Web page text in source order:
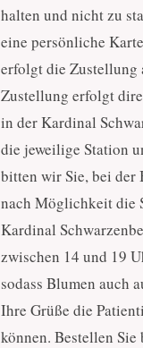
halten und nicht zu
eine persönliche
erfolgt die Zustellung
Zustellung erfolgt
in der Kardinal
die jeweilige Station
bitten wir Sie, bei der
nach Möglichkeit die
Kardinal
zwischen 14 und 19
sodass Blumen auch
Ihre Grüße die
können. Bestellen